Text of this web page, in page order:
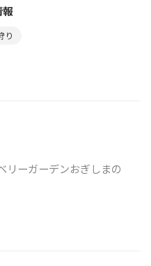
り
リーガーデンおぎしまの